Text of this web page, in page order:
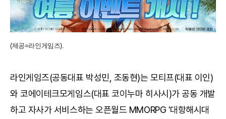
(제공=라인게임즈).
라인게임즈(공동대표 박성민, 조동현)는 모티프(대표 이인)
와 코에이테크모게임스(대표 코이누마 히사시)가 공동 개발
하고 자사가 서비스하는 오픈월드 MMORPG '대항해시대